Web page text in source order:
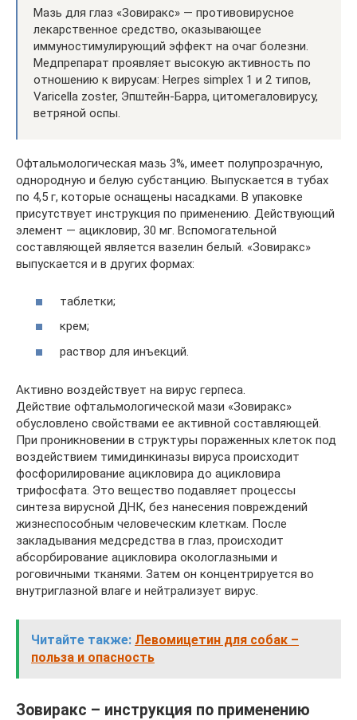
Мазь для глаз «Зовиракс» — противовирусное
лекарственное средство, оказывающее
иммуностимулирующий эффект на очаг болезни.
Медпрепарат проявляет высокую активность по
отношению к вирусам: Herpes simplex 1 и 2 типов,
Varicella zoster, Эпштейн-Барра, цитомегаловирусу,
ветряной оспы.
Офтальмологическая мазь 3%, имеет полупрозрачную,
однородную и белую субстанцию. Выпускается в тубах
по 4,5 г, которые оснащены насадками. В упаковке
присутствует инструкция по применению. Действующий
элемент — ацикловир, 30 мг. Вспомогательной
составляющей является вазелин белый. «Зовиракс»
выпускается и в других формах:
таблетки;
крем;
раствор для инъекций.
Активно воздействует на вирус герпеса.
Действие офтальмологической мази «Зовиракс»
обусловлено свойствами ее активной составляющей.
При проникновении в структуры пораженных клеток под
воздействием тимидинкиназы вируса происходит
фосфорилирование ацикловира до ацикловира
трифосфата. Это вещество подавляет процессы
синтеза вирусной ДНК, без нанесения повреждений
жизнеспособным человеческим клеткам. После
закладывания медсредства в глаз, происходит
абсорбирование ацикловира окологлазными и
роговичными тканями. Затем он концентрируется во
внутриглазной влаге и нейтрализует вирус.
Читайте также: Левомицетин для собак –
польза и опасность
Зовиракс – инструкция по применению